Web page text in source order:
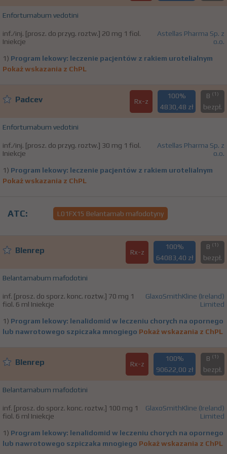
Enfortumabum vedotini
inf./inj. [prosz. do przyg. roztw.] 20 mg 1 fiol.
Iniekcje
Astellas Pharma Sp. z
o.o.
1) Program lekowy: leczenie pacjentów z rakiem urotelialnym
Pokaż wskazania z ChPL
Padcev Rx-z
100%
4830,48 zł
B (1)
bezpł.
Enfortumabum vedotini
inf./inj. [prosz. do przyg. roztw.] 30 mg 1 fiol.
Iniekcje
Astellas Pharma Sp. z
o.o.
1) Program lekowy: leczenie pacjentów z rakiem urotelialnym
Pokaż wskazania z ChPL
ATC: L01FX15 Belantamab mafodotyny
Blenrep Rx-z
100%
64083,40 zł
B (1)
bezpł.
Belantamabum mafodotini
inf. [prosz. do sporz. konc. roztw.] 70 mg 1
fiol. 6 ml Iniekcje
GlaxoSmithKline (Ireland)
Limited
1) Program lekowy: lenalidomid w leczeniu chorych na opornego
lub nawrotowego szpiczaka mnogiego Pokaż wskazania z ChPL
Blenrep Rx-z
100%
90622,00 zł
B (1)
bezpł.
Belantamabum mafodotini
inf. [prosz. do sporz. konc. roztw.] 100 mg 1
fiol. 6 ml Iniekcje
GlaxoSmithKline (Ireland)
Limited
1) Program lekowy: lenalidomid w leczeniu chorych na opornego
lub nawrotowego szpiczaka mnogiego Pokaż wskazania z ChPL